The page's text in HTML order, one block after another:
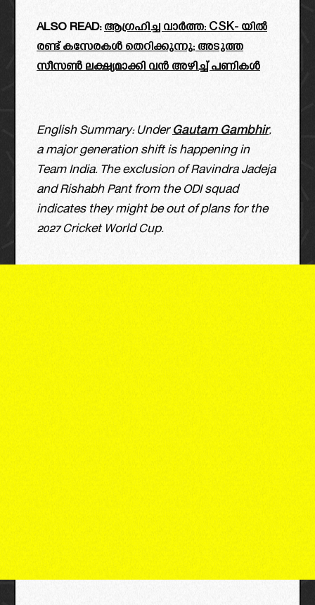
ALSO READ: ആഗ്രഹിച്ച വാർത്ത: CSK- യിൽ
രണ്ട് കസേരകൾ തെറിക്കുന്നു; അടുത്ത
സീസൺ ലക്ഷ്യമാക്കി വൻ അഴിച്ച് പണികൾ
English Summary: Under Gautam Gambhir,
a major generation shift is happening in
Team India. The exclusion of Ravindra Jadeja
and Rishabh Pant from the ODI squad
indicates they might be out of plans for the
2027 Cricket World Cup.